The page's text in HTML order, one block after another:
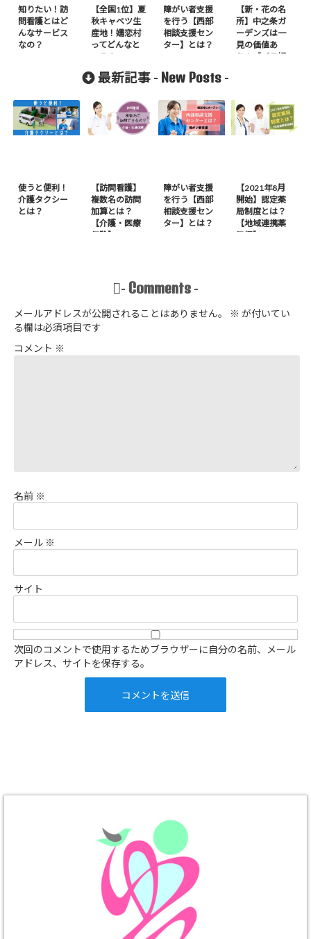
知りたい！訪
問看護とはど
んなサービス
なの？
【全国1位】夏
秋キャベツ生
産地！嬬恋村
ってどんなと
ころ？
障がい者支援
を行う【西部
相談支援セン
ター】とは？
【新・花の名
所】中之条ガ
ーデンズは一
見の価値あ
り！【バラ好
最新記事 - New Posts -
使うと便利！
介護タクシー
とは？
【訪問看護】
複数名の訪問
加算とは？
【介護・医療
保険】
障がい者支援
を行う【西部
相談支援セン
ター】とは？
【2021年8月
開始】認定薬
局制度とは？
【地域連携薬
局編】
- Comments -
メールアドレスが公開されることはありません。 ※ が付いてい
る欄は必須項目です
コメント ※
名前 ※
メール ※
サイト
次回のコメントで使用するためブラウザーに自分の名前、メール
アドレス、サイトを保存する。